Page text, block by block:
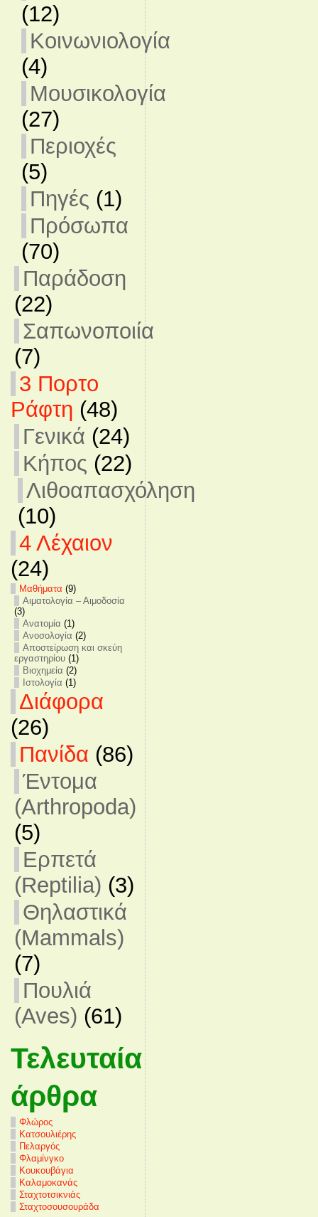
(12)
Κοινωνιολογία
(4)
Μουσικολογία
(27)
Περιοχές
(5)
Πηγές (1)
Πρόσωπα
(70)
Παράδοση
(22)
Σαπωνοποιία
(7)
3 Πορτο
Ράφτη (48)
Γενικά (24)
Κήπος (22)
Λιθοαπασχόληση
(10)
4 Λέχαιον
(24)
Mαθήματα (9)
Αιματολογία – Αιμοδοσία
(3)
Ανατομία (1)
Ανοσολογία (2)
Αποστείρωση και σκεύη
εργαστηρίου(1)
Βιοχημεία (2)
Ιστολογία (1)
Διάφορα
(26)
Πανίδα (86)
Έντομα
(Arthropoda)
(5)
Ερπετά
(Reptilia) (3)
Θηλαστικά
(Mammals)
(7)
Πουλιά
(Aves) (61)
Τελευταία
άρθρα
Φλώρος
Κατσουλιέρης
Πελαργός
Φλαμίνγκο
Κουκουβάγια
Καλαμοκανάς
Σταχτοτσικνιάς
Σταχτοσουσουράδα